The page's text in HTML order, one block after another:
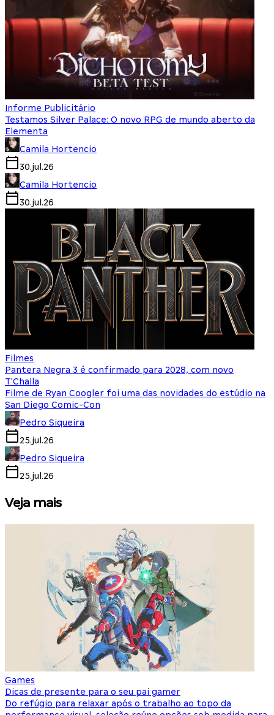
Informe Publicitário
Testamos Silver Palace: O novo RPG de mundo aberto da
Elementa
Camila Hortencio
30.jul.26
Camila Hortencio
30.jul.26
Filmes
Pantera Negra 3 é confirmado para 2028, com novo
T'Challa
Filme de Ryan Coogler foi uma das novidades do estúdio na
San Diego Comic-Con
Pedro Siqueira
25.jul.26
Pedro Siqueira
25.jul.26
Veja mais
Games
Dicas de presente para o seu pai gamer
Do refúgio para relaxar após o trabalho ao topo da